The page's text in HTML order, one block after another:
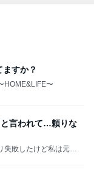
すか？
HOME&LIFE〜
と言われて…頼りな
敗したけど私は元気